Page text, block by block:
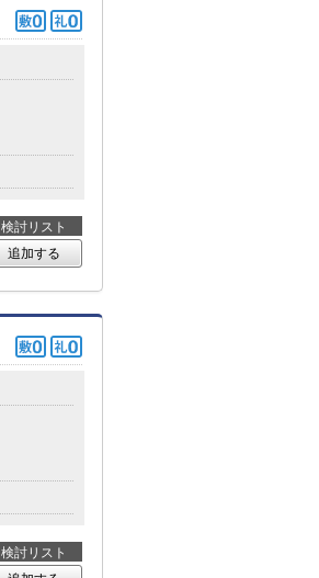
検討リスト
追加する
検討リスト